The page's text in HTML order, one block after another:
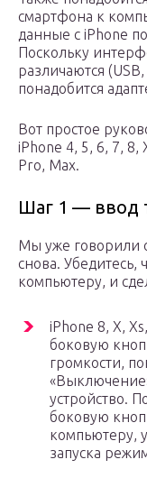
смартфона к
данные с iPhone
Поскольку
различаются
понадобится
Вот простое
iPhone 4, 5, 6, 7, 8,
Pro, Max.
Шаг 1 — ввод
Мы уже говорили
снова. Убедитесь,
компьютеру, и
iPhone 8, X,
боковую
громкости,
устройство.
боковую
компьютеру,
запуска